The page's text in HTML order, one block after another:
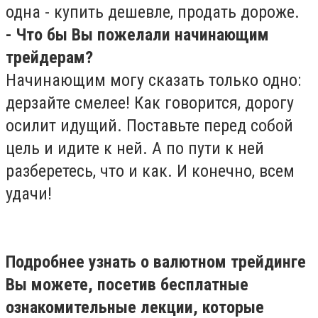
одна - купить дешевле, продать дороже.
- Что бы Вы пожелали начинающим
трейдерам?
Начинающим могу сказать только одно:
дерзайте смелее! Как говорится, дорогу
осилит идущий. Поставьте перед собой
цель и идите к ней. А по пути к ней
разберетесь, что и как. И конечно, всем
удачи!
Подробнее узнать о валютном трейдинге
Вы можете, посетив бесплатные
ознакомительные лекции, которые